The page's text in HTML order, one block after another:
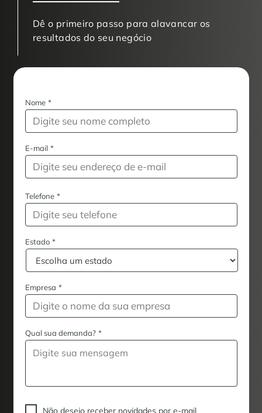
Dê o primeiro passo para alavancar os
resultados do seu negócio
Nome *
E-mail *
Telefone *
Estado *
Empresa *
Qual sua demanda? *
Não desejo receber novidades por e-mail